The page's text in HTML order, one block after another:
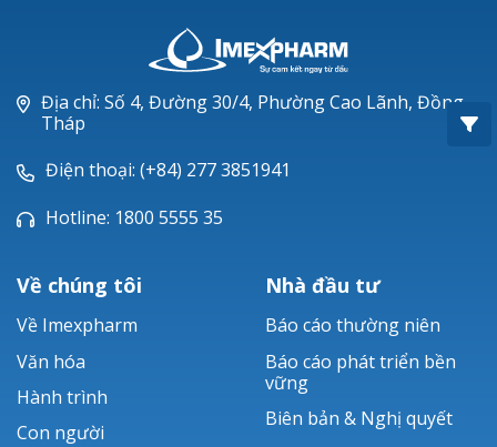
Piperacillin
Ticarlinat®
Zobacta®
Bacsulfo®
Địa chỉ: Số 4, Đường 30/4, Phường Cao Lãnh, Đồng
Tháp
Điện thoại: (+84) 277 3851941
Hotline: 1800 5555 35
Về chúng tôi
Về Imexpharm
Văn hóa
Hành trình
Con người
Nhà đầu tư
Báo cáo thường niên
Báo cáo phát triển bền
vững
Biên bản & Nghị quyết